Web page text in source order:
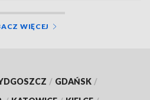
WIĘCEJ
/ GDAŃSK /